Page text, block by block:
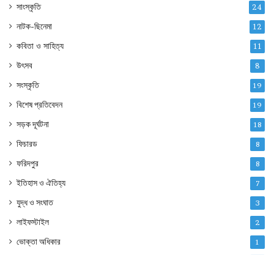
সাংস্কৃতি 24
নাটক-ছিনেমা 12
কবিতা ও সাহিত্য 11
উৎসব 8
সংস্কৃতি 19
বিশেষ প্রতিবেদন 19
সড়ক দূর্ঘটনা 18
ফিচারড 8
ফরিদপুর 8
ইতিহাস ও ঐতিহ্য 7
যুদ্ধ ও সংঘাত 3
লাইফস্টাইল 2
ভোক্তা অধিকার 1